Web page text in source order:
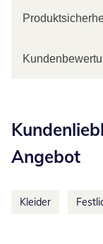
Angebot
Kleider